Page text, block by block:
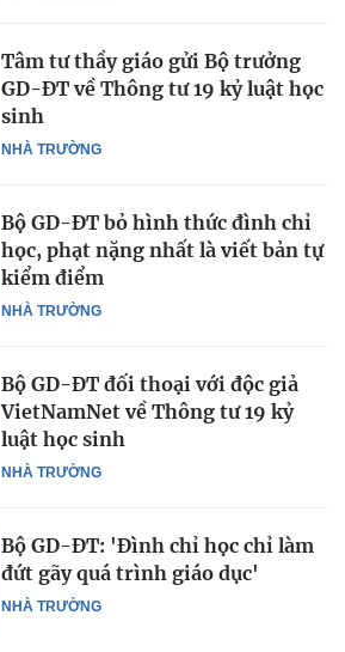
NHÀ TRƯỜNG
Tâm tư thầy giáo gửi Bộ trưởng
GD-ĐT về Thông tư 19 kỷ luật học
sinh
NHÀ TRƯỜNG
Bộ GD-ĐT bỏ hình thức đình chỉ
học, phạt nặng nhất là viết bản tự
kiểm điểm
NHÀ TRƯỜNG
Bộ GD-ĐT đối thoại với độc giả
VietNamNet về Thông tư 19 kỷ
luật học sinh
NHÀ TRƯỜNG
Bộ GD-ĐT: 'Đình chỉ học chỉ làm
đứt gãy quá trình giáo dục'